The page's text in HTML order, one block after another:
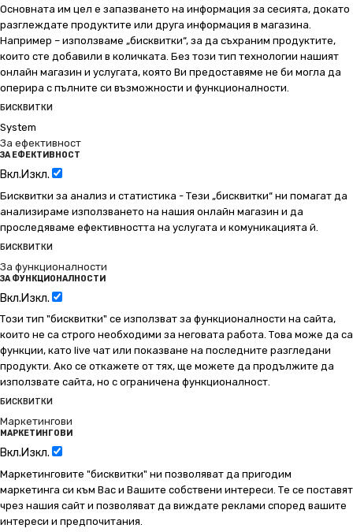
Основната им цел е запазването на информация за сесията, докато
разглеждате продуктите или друга информация в магазина.
Например – използваме „бисквитки“, за да съхраним продуктите,
които сте добавили в количката. Без този тип технологии нашият
онлайн магазин и услугата, която Ви предоставяме не би могла да
оперира с пълните си възможности и функционалности.
БИСКВИТКИ
System
За ефективност
ЗА ЕФЕКТИВНОСТ
Вкл.Изкл.
Бисквитки за анализ и статистика - Тези „бисквитки“ ни помагат да
анализираме използването на нашия онлайн магазин и да
проследяваме ефективността на услугата и комуникацията й.
БИСКВИТКИ
За функционалности
ЗА ФУНКЦИОНАЛНОСТИ
Вкл.Изкл.
Този тип "бисквитки" се използват за функционалности на сайта,
които не са строго необходими за неговата работа. Това може да са
функции, като live чат или показване на последните разгледани
продукти. Ако се откажете от тях, ще можете да продължите да
използвате сайта, но с ограничена функционалност.
БИСКВИТКИ
Маркетингови
МАРКЕТИНГОВИ
Вкл.Изкл.
Маркетинговите "бисквитки" ни позволяват да пригодим
маркетинга си към Вас и Вашите собствени интереси. Те се поставят
чрез нашия сайт и позволяват да виждате реклами според вашите
интереси и предпочитания.